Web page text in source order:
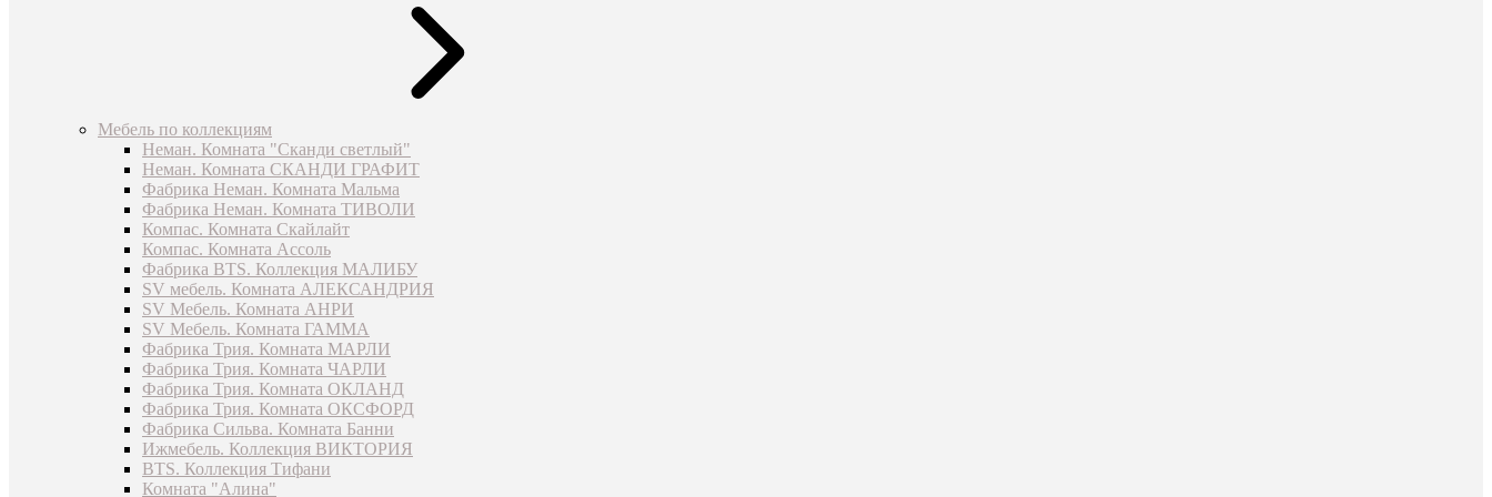
Мебель по коллекциям
Неман. Комната "Сканди светлый"
Неман. Комната СКАНДИ ГРАФИТ
Фабрика Неман. Комната Мальма
Фабрика Неман. Комната ТИВОЛИ
Компас. Комната Скайлайт
Компас. Комната Ассоль
Фабрика BTS. Коллекция МАЛИБУ
SV мебель. Комната АЛЕКСАНДРИЯ
SV Мебель. Комната АНРИ
SV Мебель. Комната ГАММА
Фабрика Трия. Комната МАРЛИ
Фабрика Трия. Комната ЧАРЛИ
Фабрика Трия. Комната ОКЛАНД
Фабрика Трия. Комната ОКСФОРД
Фабрика Сильва. Комната Банни
Ижмебель. Коллекция ВИКТОРИЯ
BTS. Коллекция Тифани
Комната "Алина"